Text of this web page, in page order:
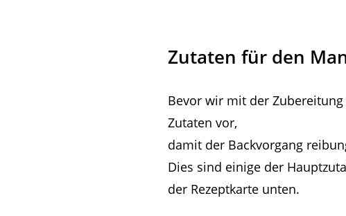
Zutaten für den
Bevor wir mit der
Zutaten vor,
damit der Backvorgang
Dies sind einige der
der Rezeptkarte unten.